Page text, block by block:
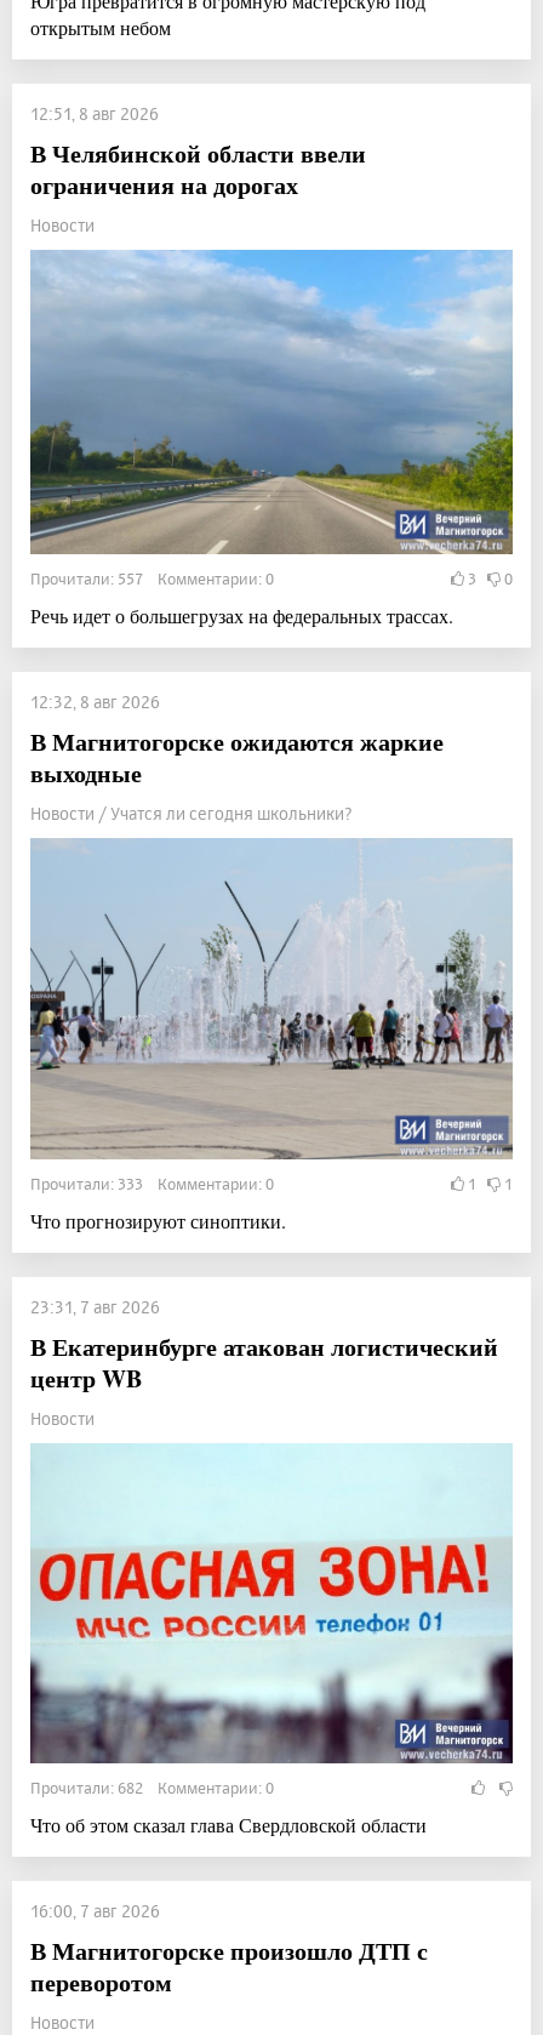
открытым небом
12:51, 8 авг 2026
В Челябинской области ввели
ограничения на дорогах
Новости
Прочитали: 557 Комментарии: 0 3 0
Речь идет о большегрузах на федеральных трассах.
12:32, 8 авг 2026
В Магнитогорске ожидаются жаркие
выходные
Новости / Учатся ли сегодня школьники?
Прочитали: 333 Комментарии: 0 1 1
Что прогнозируют синоптики.
23:31, 7 авг 2026
В Екатеринбурге атакован логистический
центр WB
Новости
Прочитали: 682 Комментарии: 0
Что об этом сказал глава Свердловской области
16:00, 7 авг 2026
В Магнитогорске произошло ДТП с
переворотом
Новости